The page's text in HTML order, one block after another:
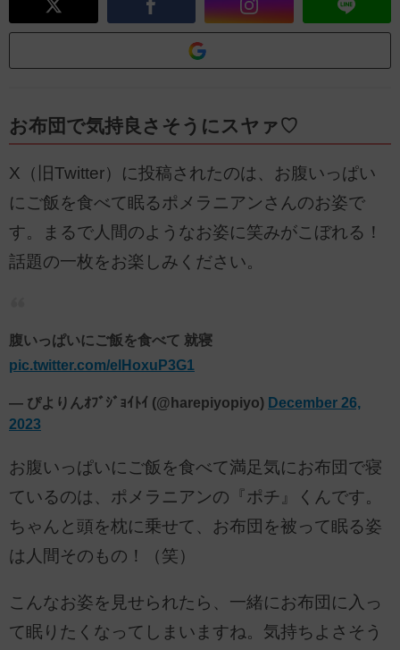
お布団で気持良さそうにスヤァ♡
X（旧Twitter）に投稿されたのは、お腹いっぱい
にご飯を食べて眠るポメラニアンさんのお姿で
す。まるで人間のようなお姿に笑みがこぼれる！
話題の一枚をお楽しみください。
腹いっぱいにご飯を食べて 就寝
pic.twitter.com/elHoxuP3G1
— ぴよりんｵﾌﾞｼﾞｮｲﾄｲ (@harepiyopiyo) December 26,
2023
お腹いっぱいにご飯を食べて満足気にお布団で寝
ているのは、ポメラニアンの『ポチ』くんです。
ちゃんと頭を枕に乗せて、お布団を被って眠る姿
は人間そのもの！（笑）
こんなお姿を見せられたら、一緒にお布団に入っ
て眠りたくなってしまいますね。気持ちよさそう